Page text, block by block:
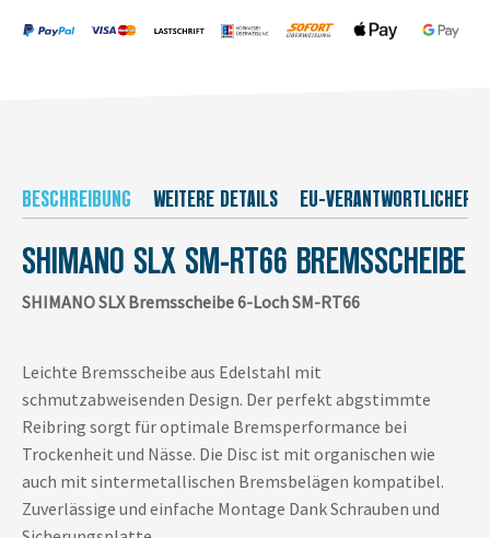
BESCHREIBUNG WEITERE DETAILS EU-VERANTWORTLICHER
SHIMANO SLX SM-RT66 BREMSSCHEIBE
SHIMANO SLX Bremsscheibe 6-Loch SM-RT66
Leichte Bremsscheibe aus Edelstahl mit
schmutzabweisenden Design. Der perfekt abgstimmte
Reibring sorgt für optimale Bremsperformance bei
Trockenheit und Nässe. Die Disc ist mit organischen wie
auch mit sintermetallischen Bremsbelägen kompatibel.
Zuverlässige und einfache Montage Dank Schrauben und